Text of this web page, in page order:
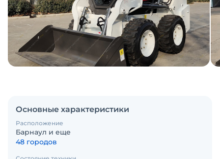
Основные характеристики
Расположение
Барнаул и еще
48 городов